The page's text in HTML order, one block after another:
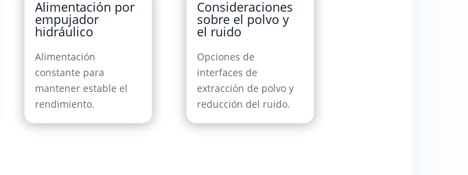
Alimentación por
empujador
hidráulico
Alimentación
constante para
mantener estable el
rendimiento.
Consideraciones
sobre el polvo y
el ruido
Opciones de
interfaces de
extracción de polvo y
reducción del ruido.